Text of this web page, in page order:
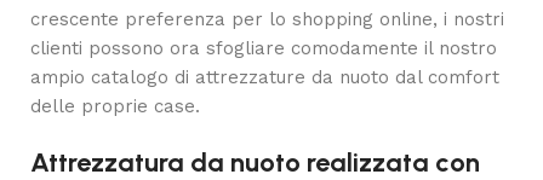
crescente preferenza per lo shopping online, i nostri
clienti possono ora sfogliare comodamente il nostro
ampio catalogo di attrezzature da nuoto dal comfort
delle proprie case.
Attrezzatura da nuoto realizzata con